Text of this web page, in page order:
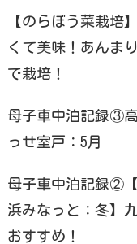
【のらぼう菜栽培
くて美味！あんま
で栽培！
母子車中泊記録③
っせ室戸：5月
母子車中泊記録②
浜みなっと：冬】
おすすめ！